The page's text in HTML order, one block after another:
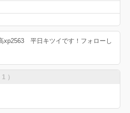
xp2563 平日キツイです！フォローし
1 ）